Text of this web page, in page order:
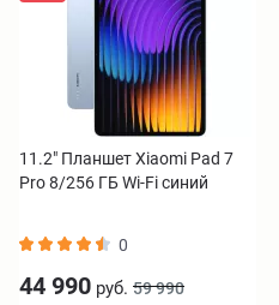
11.2" Планшет Xiaomi Pad 7
Pro 8/256 ГБ Wi-Fi синий
0
44 990 руб. 59 990